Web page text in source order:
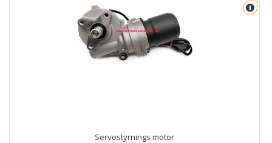
Servostyrnings motor